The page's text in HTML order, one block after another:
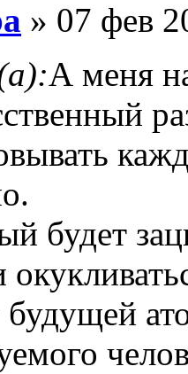
» 07 фев
А меня
будет
будущей